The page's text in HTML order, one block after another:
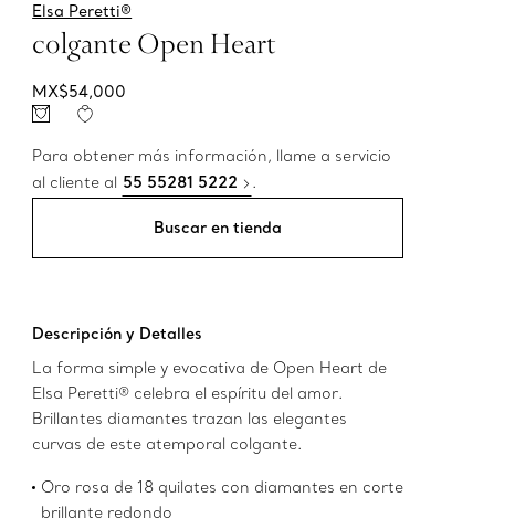
Elsa Peretti®
colgante Open Heart
MX$54,000
Para obtener más información, llame a servicio
al cliente al 55 55281 5222 .
Buscar en tienda
Descripción y Detalles
La forma simple y evocativa de Open Heart de
Elsa Peretti® celebra el espíritu del amor.
Brillantes diamantes trazan las elegantes
curvas de este atemporal colgante.
Oro rosa de 18 quilates con diamantes en corte
brillante redondo